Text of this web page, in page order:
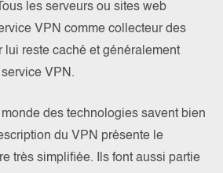
les serveurs ou sites web
VPN comme collecteur des
lui reste caché et généralement
VPN.
des technologies savent bien
du VPN présente le
très simplifiée. Ils font aussi partie